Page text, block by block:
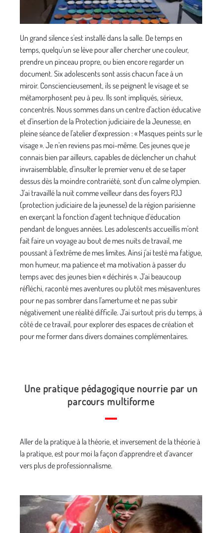
Un grand silence s'est installé dans la salle. De temps en
temps, quelqu'un se lève pour aller chercher une couleur,
prendre un pinceau propre, ou bien encore regarder un
document. Six adolescents sont assis chacun face à un
miroir. Consciencieusement, ils se peignent le visage et se
métamorphosent peu à peu. Ils sont impliqués, sérieux,
concentrés. Nous sommes dans un centre d'action éducative
et d'insertion de la Protection judiciaire de la Jeunesse, en
pleine séance de l'atelier d'expression : « Masques peints sur le
visage ». Je n'en reviens pas moi-même. Ces jeunes que je
connais bien par ailleurs, capables de déclencher un chahut
invraisemblable, d'insulter le premier venu et de se taper
dessus dès la moindre contrariété, sont d'un calme olympien.
J'ai travaillé la nuit comme veilleur dans des foyers PJJ
(protection judiciaire de la jeunesse) de la région parisienne
en exerçant la fonction d'agent technique d'éducation
pendant de longues années. Les adolescents accueillis m'ont
fait faire un voyage au bout de mes nuits de travail, me
poussant à l'extrême de mes limites. Ainsi j'ai testé ma fatigue,
mon humeur, ma patience et ma motivation à passer du
temps avec des jeunes bien « déchirés ». J'ai beaucoup
réfléchi, raconté mes aventures ou plutôt mes mésaventures
pour ne pas sombrer dans l'amertume et ne pas subir
négativement une réalité difficile. J'ai surtout pris du temps, à
côté de ce travail, pour explorer des espaces de création et
pour me former dans divers domaines complémentaires.
Une pratique pédagogique nourrie par un
parcours multiforme
Aller de la pratique à la théorie, et inversement de la théo­rie à
la pratique, est pour moi la façon d'apprendre et d'avancer
vers plus de professionnalisme.